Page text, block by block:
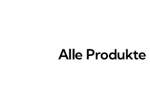
Alle Produkte